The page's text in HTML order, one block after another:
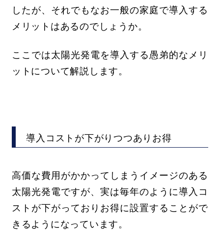
したが、それでもなお一般の家庭で導入する
メリットはあるのでしょうか。
ここでは太陽光発電を導入する愚弟的なメリ
ットについて解説します。
導入コストが下がりつつありお得
高価な費用がかかってしまうイメージのある
太陽光発電ですが、実は毎年のように導入コ
ストが下がっておりお得に設置することがで
きるようになっています。